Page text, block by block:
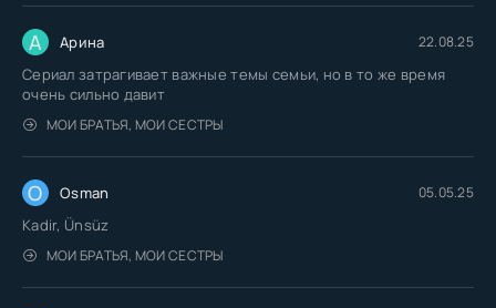
А Арина 22.08.25
Сериал затрагивает важные темы семьи, но в то же время
очень сильно давит
МОИ БРАТЬЯ, МОИ СЕСТРЫ
O Osman 05.05.25
Kadir, Ünsüz
МОИ БРАТЬЯ, МОИ СЕСТРЫ